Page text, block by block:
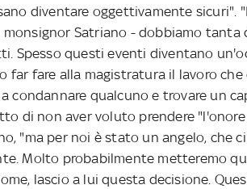
diventare oggettivamente sicuri".
Satriano - dobbiamo tanta
Spesso questi eventi diventano
far fare alla magistratura il lavoro che
condannare qualcuno e trovare un
di non aver voluto prendere
"ma per noi è stato un angelo, che
Molto probabilmente metteremo
lascio a lui questa decisione.